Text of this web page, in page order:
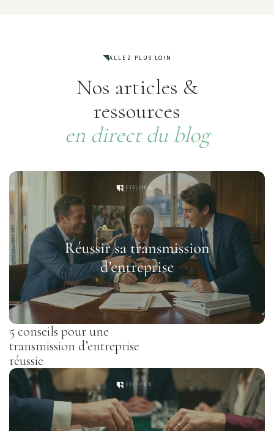
ALLEZ PLUS LOIN
Nos articles &
ressources
en direct du blog
5 conseils pour une
transmission d’entreprise
réussie